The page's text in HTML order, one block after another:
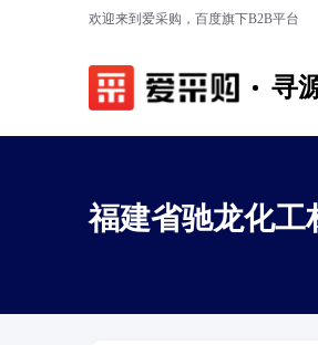
欢迎来到爱采购，百度旗下B2B平台
寻
福建省驰龙化工